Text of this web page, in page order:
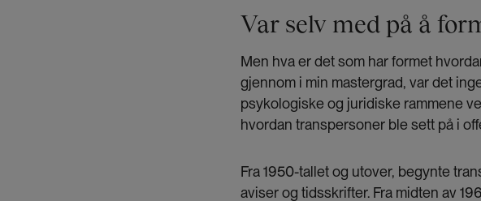
Var selv med på å
Men hva er det som har formet
gjennom i min mastergrad, var det
psykologiske og juridiske rammene
hvordan transpersoner ble sett på i
Fra 1950-tallet og utover, begynte
aviser og tidsskrifter. Fra midten av